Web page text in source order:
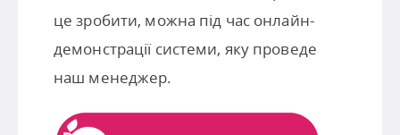
це зробити, можна під час онлайн-
демонстрації системи, яку проведе
наш менеджер.